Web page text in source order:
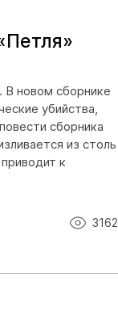
В новом сборнике
убийства,
сборника
из столь
к
3162